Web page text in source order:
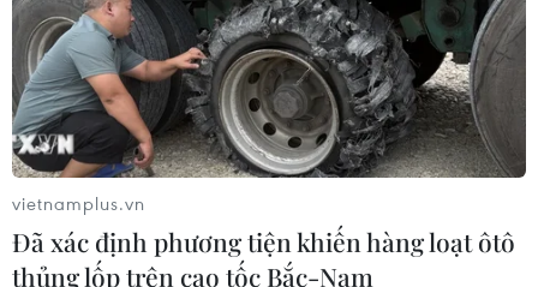
#Quốc lộ 30
#Sữa chữa Quốc lộ 30
#Quốc lộ 30 xuống cấp
Đồng Tháp
Theo dõi VietnamPlus
vietnamplus.vn
Đã xác định phương tiện khiến hàng loạt ôtô
thủng lốp trên cao tốc Bắc-Nam